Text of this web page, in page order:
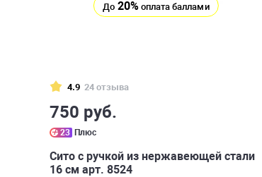
До 20% оплата баллами
4.9 24 отзыва
750 руб.
23 Плюс
Сито с ручкой из нержавеющей стали
16 см арт. 8524